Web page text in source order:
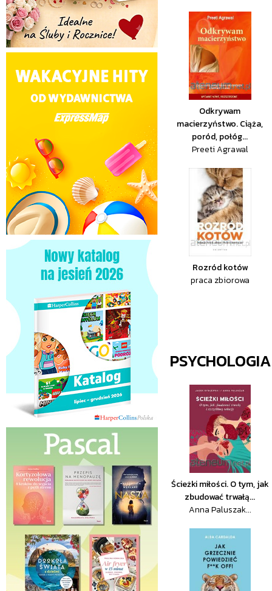
Odkrywam
macierzyństwo. Ciąża,
poród, połóg...
Preeti Agrawal
Rozród kotów
praca zbiorowa
PSYCHOLOGIA
Ścieżki miłości. O tym, jak
zbudować trwałą...
Anna Paluszak...